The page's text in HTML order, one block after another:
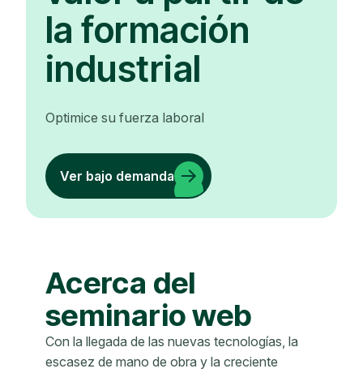
la formación
industrial
Optimice su fuerza laboral
Ver bajo demanda
Acerca del
seminario web
Con la llegada de las nuevas tecnologías, la
escasez de mano de obra y la creciente